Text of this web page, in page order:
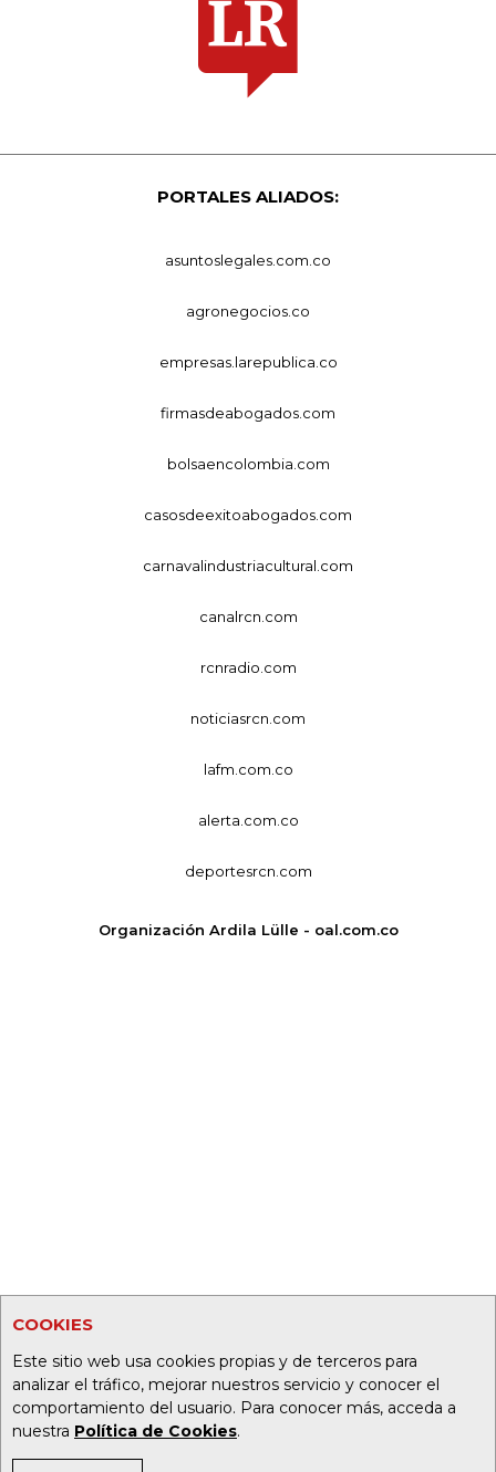
COOKIES
Este sitio web usa cookies propias y de terceros para
analizar el tráfico, mejorar nuestros servicio y conocer el
comportamiento del usuario. Para conocer más, acceda a
nuestra Política de Cookies.
PORTALES ALIADOS:
asuntoslegales.com.co
agronegocios.co
empresas.larepublica.co
firmasdeabogados.com
bolsaencolombia.com
casosdeexitoabogados.com
carnavalindustriacultural.com
canalrcn.com
rcnradio.com
noticiasrcn.com
lafm.com.co
alerta.com.co
deportesrcn.com
Organización Ardila Lülle - oal.com.co